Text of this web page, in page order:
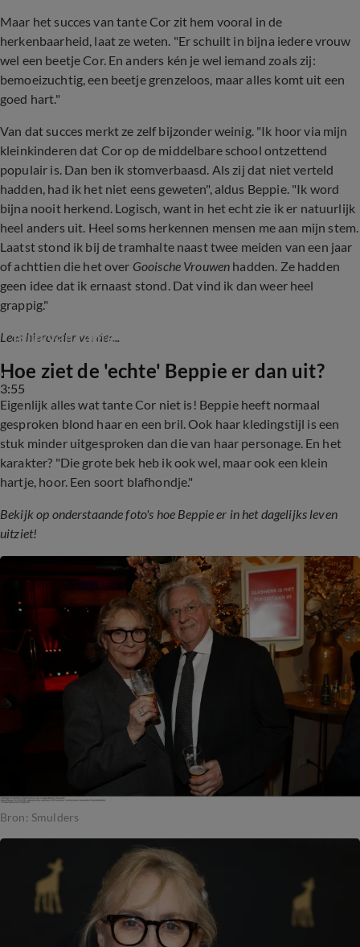
Maar het succes van tante Cor zit hem vooral in de
herkenbaarheid, laat ze weten. "Er schuilt in bijna iedere vrouw
wel een beetje Cor. En anders kén je wel iemand zoals zij:
bemoeizuchtig, een beetje grenzeloos, maar alles komt uit een
goed hart."
Van dat succes merkt ze zelf bijzonder weinig. "Ik hoor via mijn
kleinkinderen dat Cor op de middelbare school ontzettend
populair is. Dan ben ik stomverbaasd. Als zij dat niet verteld
hadden, had ik het niet eens geweten", aldus Beppie. "Ik word
bijna nooit herkend. Logisch, want in het echt zie ik er natuurlijk
heel anders uit. Heel soms herkennen mensen me aan mijn stem.
Laatst stond ik bij de tramhalte naast twee meiden van een jaar
of achttien die het over Gooische Vrouwen hadden. Ze hadden
geen idee dat ik ernaast stond. Dat vind ik dan weer heel
grappig."
Lees hieronder verder...
3:55
Beppie Melissen kruipt na 10 jaar weer in de
huid van tante Cor in ‘Gooische Vrouwen’
Hoe ziet de 'echte' Beppie er dan uit?
Eigenlijk alles wat tante Cor niet is! Beppie heeft normaal
gesproken blond haar en een bril. Ook haar kledingstijl is een
stuk minder uitgesproken dan die van haar personage. En het
karakter? "Die grote bek heb ik ook wel, maar ook een klein
hartje, hoor. Een soort blafhondje."
Bekijk op onderstaande foto's hoe Beppie er in het dagelijks leven
uitziet!
Bron: Smulders